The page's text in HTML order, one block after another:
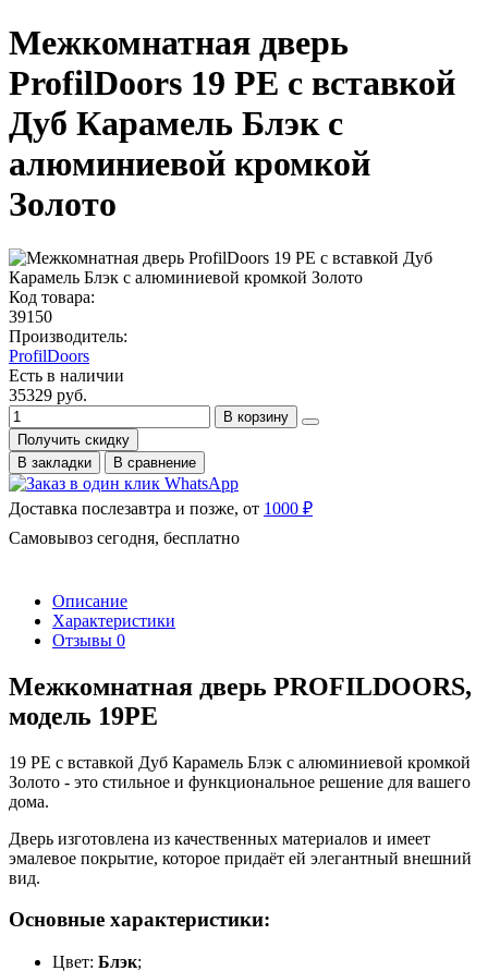
Межкомнатная дверь
ProfilDoors 19 PE с вставкой
Дуб Карамель Блэк с
алюминиевой кромкой
Золото
Код товара:
39150
Производитель:
ProfilDoors
Есть в наличии
35329 руб.
В корзину
Получить скидку
В закладки
В сравнение
Доставка послезавтра и позже, от 1000 ₽
Самовывоз сегодня, бесплатно
Описание
Характеристики
Отзывы 0
Межкомнатная дверь PROFILDOORS,
модель 19PE
19 PE с вставкой Дуб Карамель Блэк с алюминиевой кромкой
Золото - это стильное и функциональное решение для вашего
дома.
Дверь изготовлена из качественных материалов и имеет
эмалевое покрытие, которое придаёт ей элегантный внешний
вид.
Основные характеристики:
Цвет: Блэк;